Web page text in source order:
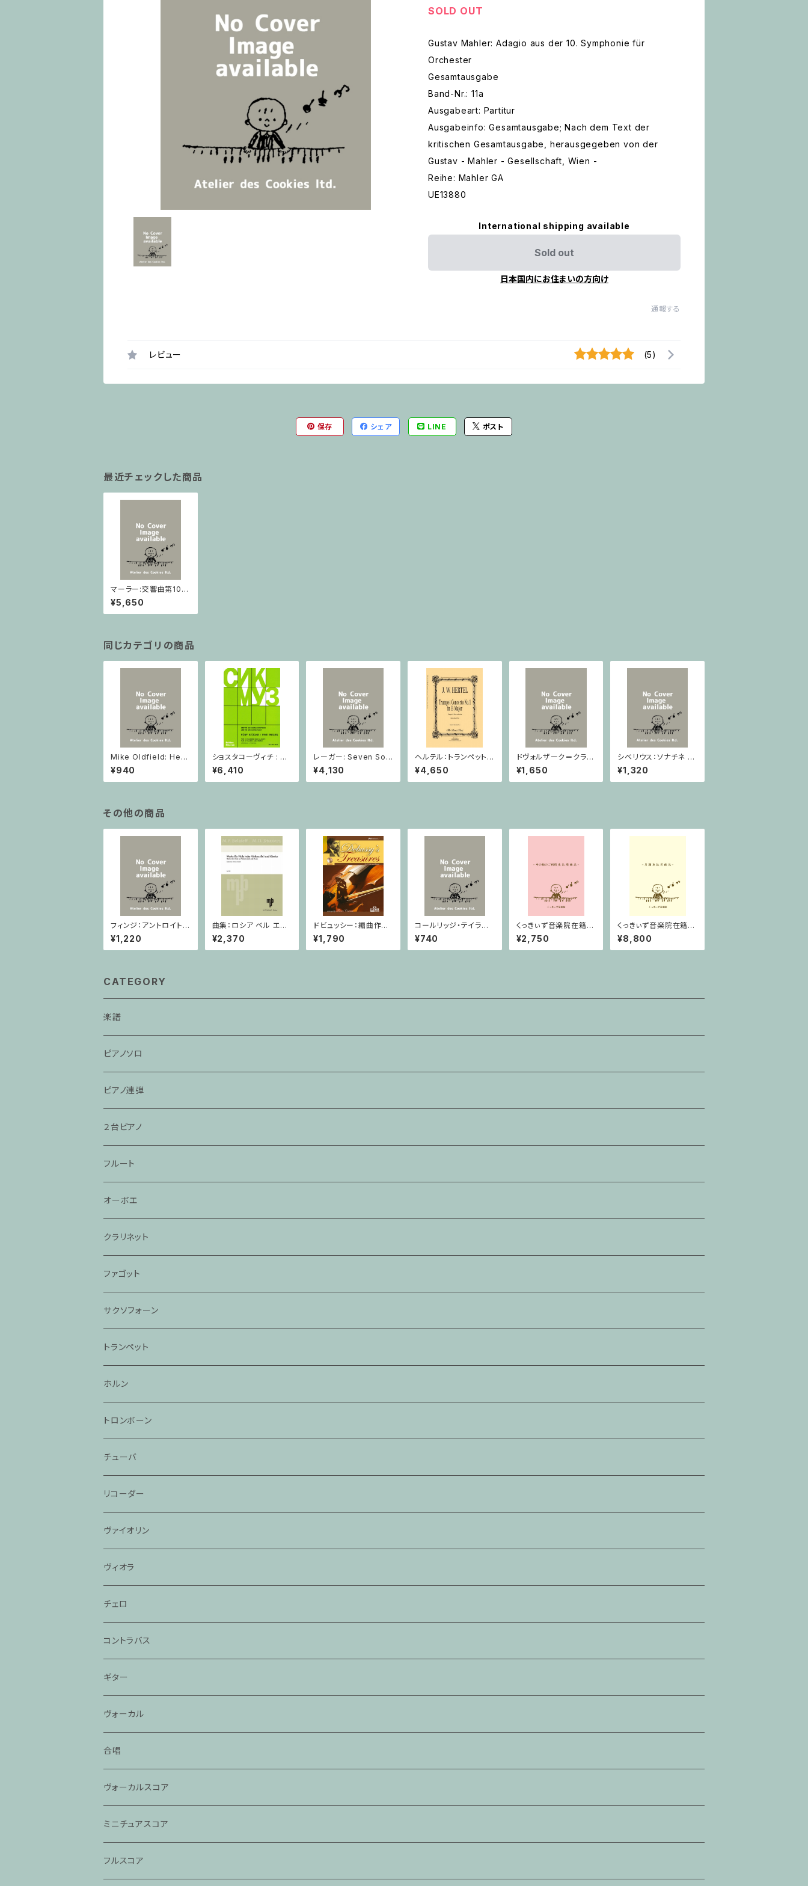
SOLD OUT
Gustav Mahler: Adagio aus der 10. Symphonie für
Orchester
Gesamtausgabe
Band-Nr.: 11a
Ausgabeart: Partitur
Ausgabeinfo: Gesamtausgabe; Nach dem Text der
kritischen Gesamtausgabe, herausgegeben von der
Gustav - Mahler - Gesellschaft, Wien -
Reihe: Mahler GA
UE13880
International shipping available
Sold out
日本国内にお住まいの方向け
通報する
レビュー (5)
保存 シェア LINE ポスト
最近チェックした商品
マーラー:交響曲第10番
よりadagio マーラー協
会版 / フルスコア
¥5,650
同じカテゴリの商品
Mike Oldfield: Herg
est Ridge / ピアノ
¥940
ショスタコーヴィチ : 2
つのヴァイオリンとピア
ノのための 5つの小品 /
ヴァイオリン2とピアノ
¥6,410
レーガー: Seven Son
atas op. 91 Heft 2 /
ヴァイオリン
¥4,130
ヘルテル：トランペット協
奏曲第1番 変ホ長調/
トランペット・ピアノ
¥4,650
ドヴォルザーク＝クライ
スラー：スラヴ幻想曲 ロ
短調 from Op.55-4,
Op.75 / ヴァイオリン
¥1,650
シベリウス：ソナチネ ホ
長調 Op.80 / ヴァイオ
リンとピアノ
¥1,320
その他の商品
フィンジ：アントロイト /
ヴァイオリン・ピアノ
¥1,220
曲集：ロシア ベル エポ
ック / ヴィオラ（または
チェロ）・ピアノ
¥2,370
ドビュッシー：編曲作品
集CD付 / ヴァイオリ
ン・ピアノ
¥1,790
コールリッジ・テイラー：
ディープリバー Op.59,
No.10 / ヴァイオリン・
ピアノ
¥740
くっきぃず音楽院在籍
者 その他のご利用支
払用商品 ワニくんの
キーボード
¥2,750
くっきぃず音楽院在籍
者 月謝支払用商品
ピアノ科 ３０分
¥8,800
CATEGORY
楽譜
ピアノソロ
ピアノ連弾
２台ピアノ
フルート
オーボエ
クラリネット
ファゴット
サクソフォーン
トランペット
ホルン
トロンボーン
チューバ
リコーダー
ヴァイオリン
ヴィオラ
チェロ
コントラバス
ギター
ヴォーカル
合唱
ヴォーカルスコア
ミニチュアスコア
フルスコア